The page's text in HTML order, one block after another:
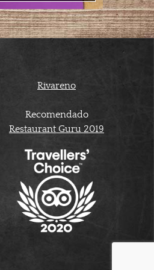
Rivareno
Recomendado
Restaurant Guru 2019